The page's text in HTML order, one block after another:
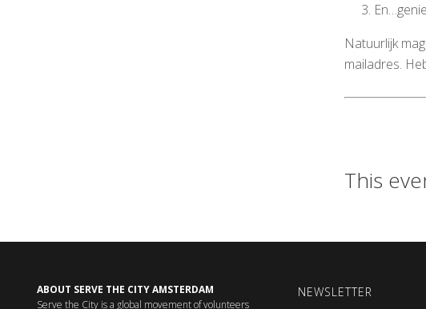
Natuurlijk
mailadres.
This
ABOUT SERVE THE CITY AMSTERDAM
Serve the City is a global movement of volunteers
NEWSLETTER